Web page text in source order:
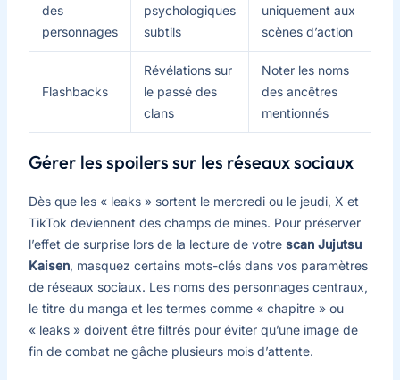
des
personnages
psychologiques
subtils
uniquement aux
scènes d’action
Flashbacks
Révélations sur
le passé des
clans
Noter les noms
des ancêtres
mentionnés
Gérer les spoilers sur les réseaux sociaux
Dès que les « leaks » sortent le mercredi ou le jeudi, X et
TikTok deviennent des champs de mines. Pour préserver
l’effet de surprise lors de la lecture de votre scan Jujutsu
Kaisen, masquez certains mots-clés dans vos paramètres
de réseaux sociaux. Les noms des personnages centraux,
le titre du manga et les termes comme « chapitre » ou
« leaks » doivent être filtrés pour éviter qu’une image de
fin de combat ne gâche plusieurs mois d’attente.